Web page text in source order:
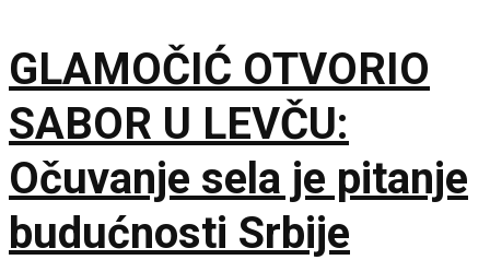
GLAMOČIĆ OTVORIO
SABOR U LEVČU:
Očuvanje sela je pitanje
budućnosti Srbije